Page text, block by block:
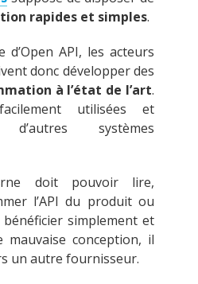
rapides et simples.
API, les acteurs
donc développer des
à l’état de l’art.
utilisées et
systèmes
doit pouvoir lire,
l’API du produit ou
simplement et
mauvaise conception, il
un autre fournisseur.